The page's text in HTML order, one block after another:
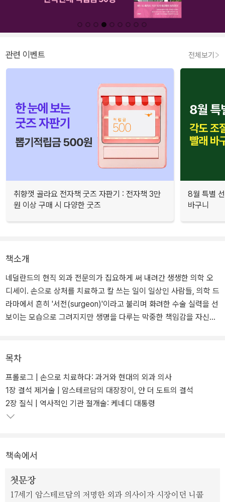
관련 이벤트 전체보기
취향껏 골라요 전자책 굿즈 자판기 : 전자책 3만
원 이상 구매 시 다양한 굿즈
8월 특별
바구니
책소개
네덜란드의 현직 외과 전문의가 집요하게 써 내려간 생생한 의학 오
디세이. 손으로 상처를 치료하고 칼 쓰는 일이 일상인 사람들, 의학 드
라마에서 흔히 '서전(surgeon)'이라고 불리며 화려한 수술 실력을 선
보이는 모습으로 그려지지만 생명을 다루는 막중한 책임감을 자신감
책이다.
암살범이 쏜 총에 맞아 뇌의 일부가 사라진 상태로 수술실에 도착한
케네디 대통령과 그를 맞은 의사들의 긴박감 넘치던 수술 현장, 포피
에 생긴 문제를 해결하지 못해 7년이 넘도록 마리 앙투아네트와 진정
한 부부가 되지 못했던 루이 16세, 특이한 병과 사인으로는 따라올 자
엄지발가락에 생긴 상처와 종양 때문에 유명을 달리하게 된 음악가들
인 장 바티스트 륄리와 밥 말리, 대동맥류에 걸리고도 예상보다 7년
을 더 살아 '수술의 상대성'을 몸소 보여 준 아인슈타인 등 보통의 역
목차
프롤로그 | 손으로 치료하다: 과거와 현대의 외과 의사
1장 결석 제거술 | 암스테르담의 대장장이, 얀 더 도트의 결석
2장 질식 | 역사적인 기관 절개술: 케네디 대통령
책속에서
첫문장
17세기 암스테르담의 저명한 외과 의사이자 시장이던 니콜